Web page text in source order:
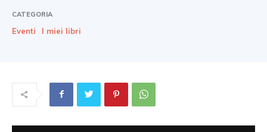
CATEGORIA
Eventi I miei libri